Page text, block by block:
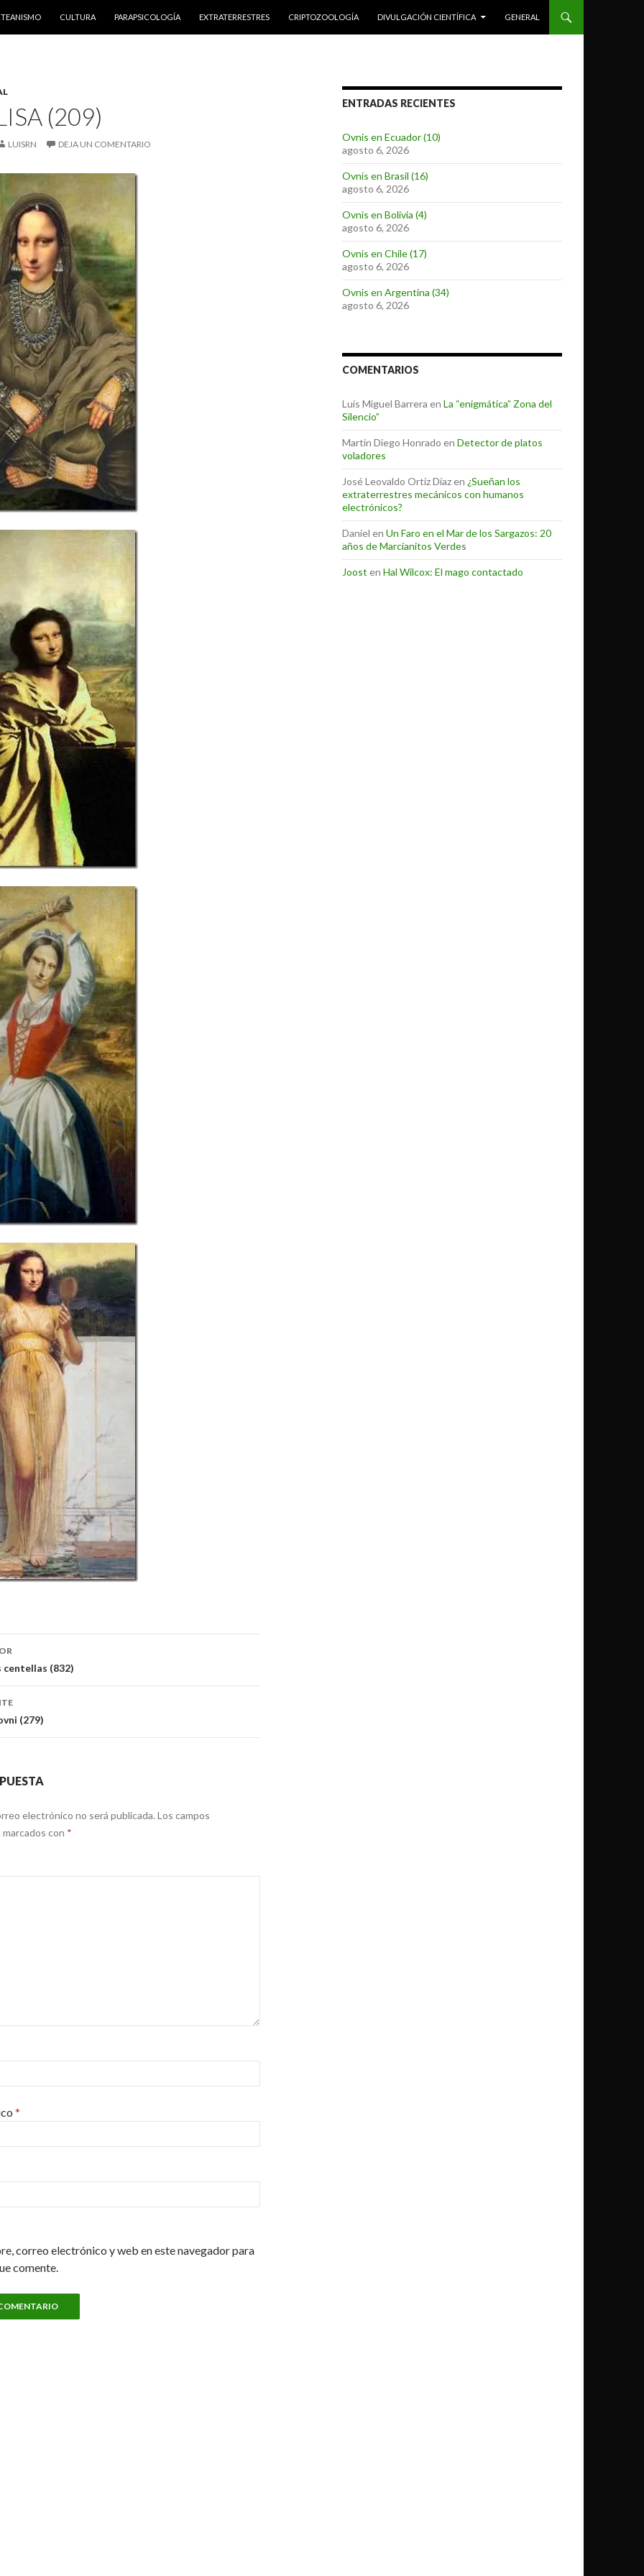
CULTURA PARAPSICOLOGÍA EXTRATERRESTRES CRIPTOZOOLOGÍA DIVULGACIÓN CIENTÍFICA GENERAL
(209)
LUISRN DEJA UN COMENTARIO
centellas (832)
(279)
electrónico no será publicada. Los campos
con *
*
correo electrónico y web en este navegador para
comente.
ENTRADAS RECIENTES
Ovnis en Ecuador (10)
agosto 6, 2026
Ovnis en Brasil (16)
agosto 6, 2026
Ovnis en Bolivia (4)
agosto 6, 2026
Ovnis en Chile (17)
agosto 6, 2026
Ovnis en Argentina (34)
agosto 6, 2026
COMENTARIOS
Luis Miguel Barrera en La “enigmática” Zona del
Silencio”
Martin Diego Honrado en Detector de platos
voladores
José Leovaldo Ortiz Díazen ¿Sueñan los
extraterrestres mecánicos con humanos
electrónicos?
Daniel en Un Faro en el Mar de los Sargazos: 20
años de Marcianitos Verdes
Joost en Hal Wilcox: El mago contactado